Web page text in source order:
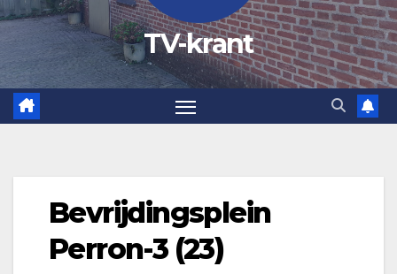
TV-krant
Bevrijdingsplein
Perron-3 (23)